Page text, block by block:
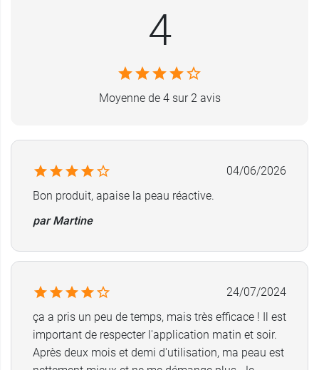
: sans parfum, fabriqué en
Conditionnement: tube de 40 ml
4
Moyenne de 4 sur 2 avis
04/06/2026
Bon produit, apaise la peau réactive.
par Martine
24/07/2024
ça a pris un peu de temps, mais très efficace ! Il est
important de respecter l'application matin et soir.
Après deux mois et demi d'utilisation, ma peau est